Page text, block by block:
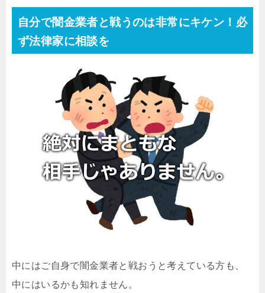
自分で闇金業者と戦うのは非常にキケン！必
ず法律家に相談を
中にはご自身で闇金業者と戦おうと考えている方も、
中にはいるかも知れません。